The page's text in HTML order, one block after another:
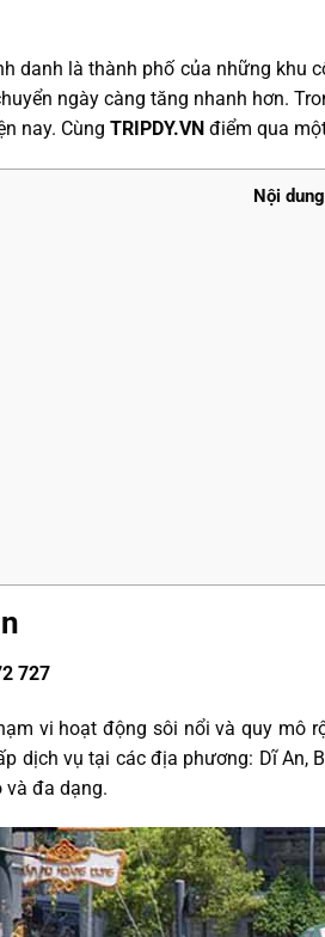
danh là thành phố của những khu
ngày càng tăng nhanh hơn.
nay. Cùng TRIPDY.VN điểm qua
Nội
727
vi hoạt động sôi nổi và quy mô
dịch vụ tại các địa phương: Dĩ An,
và đa dạng.